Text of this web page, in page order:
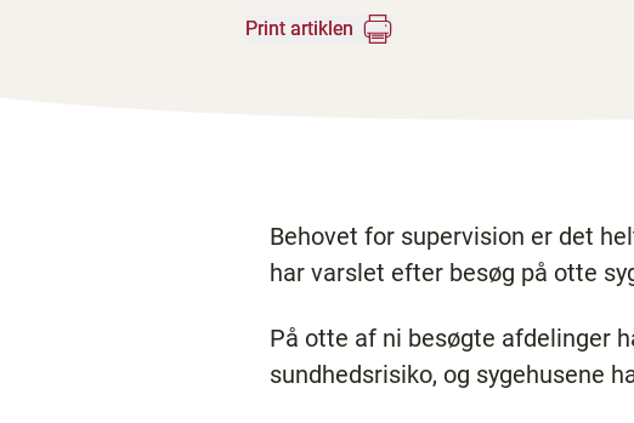
Print artiklen
Behovet for supervision er det
har varslet efter besøg på otte
På otte af ni besøgte afdelinger
sundhedsrisiko, og sygehusene